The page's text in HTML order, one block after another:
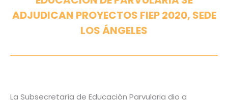
ADJUDICAN PROYECTOS FIEP 2020, SEDE
LOS ÁNGELES
La Subsecretaría de Educación Parvularia dio a